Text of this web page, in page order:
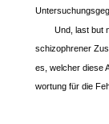
Und, last but
schizophrener
es, welcher diese
wortung für die